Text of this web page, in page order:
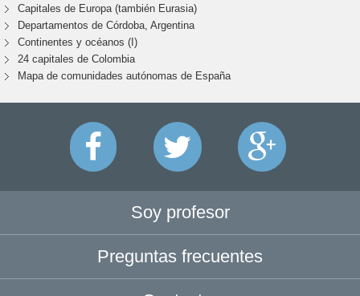
Capitales de Europa (también Eurasia)
Departamentos de Córdoba, Argentina
Continentes y océanos (I)
24 capitales de Colombia
Mapa de comunidades autónomas de España
Soy profesor
Preguntas frecuentes